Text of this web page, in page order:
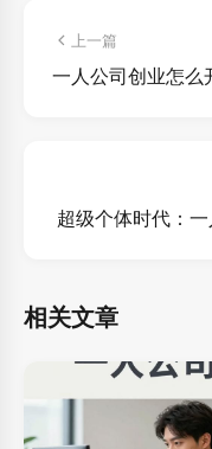
上一篇
一人公司创业怎么
超级个体时代：
相关文章